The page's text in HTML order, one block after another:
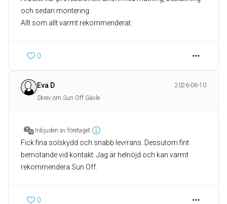
och sedan montering.
Allt som allt varmt rekommenderat.
0
Eva D
2026-06-10
Skrev om Sun Off Gävle
Inbjuden av företaget
Fick fina solskydd och snabb levrrans. Dessutom fint
bemötande vid kontakt. Jag är helnöjd och kan varmt
rekommendera Sun Off.
0